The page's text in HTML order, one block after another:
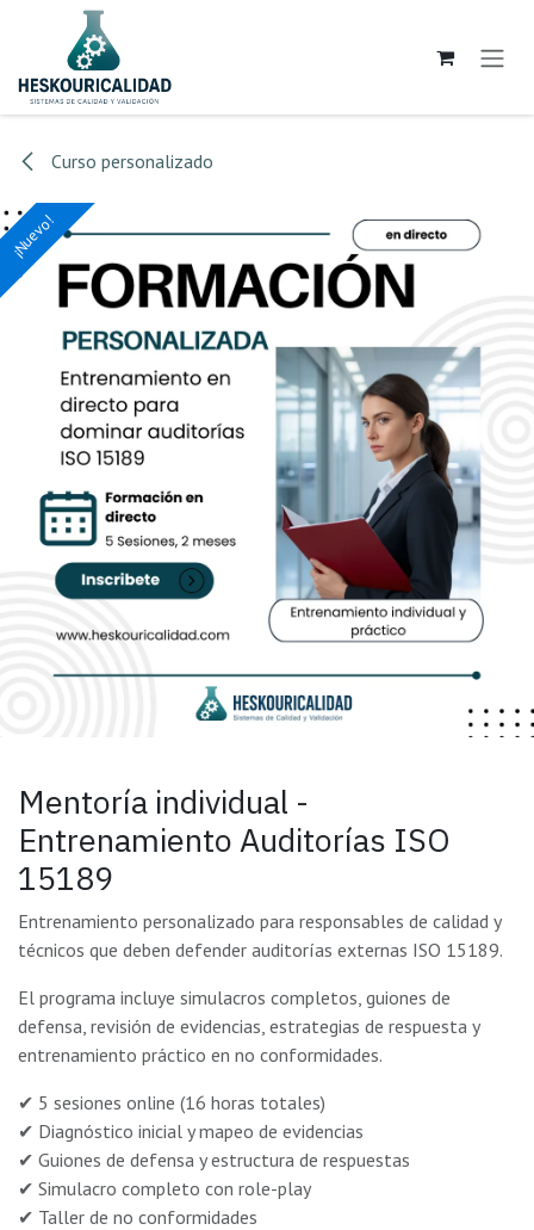
Ir al contenido
Curso personalizado
¡Nuevo!
Mentoría individual -
Entrenamiento Auditorías ISO
15189
Entrenamiento personalizado para responsables de calidad y
técnicos que deben defender auditorías externas ISO 15189.
El programa incluye simulacros completos, guiones de
defensa, revisión de evidencias, estrategias de respuesta y
entrenamiento práctico en no conformidades.
✔ 5 sesiones online (16 horas totales)
✔ Diagnóstico inicial y mapeo de evidencias
✔ Guiones de defensa y estructura de respuestas
✔ Simulacro completo con role-play
✔ Taller de no conformidades